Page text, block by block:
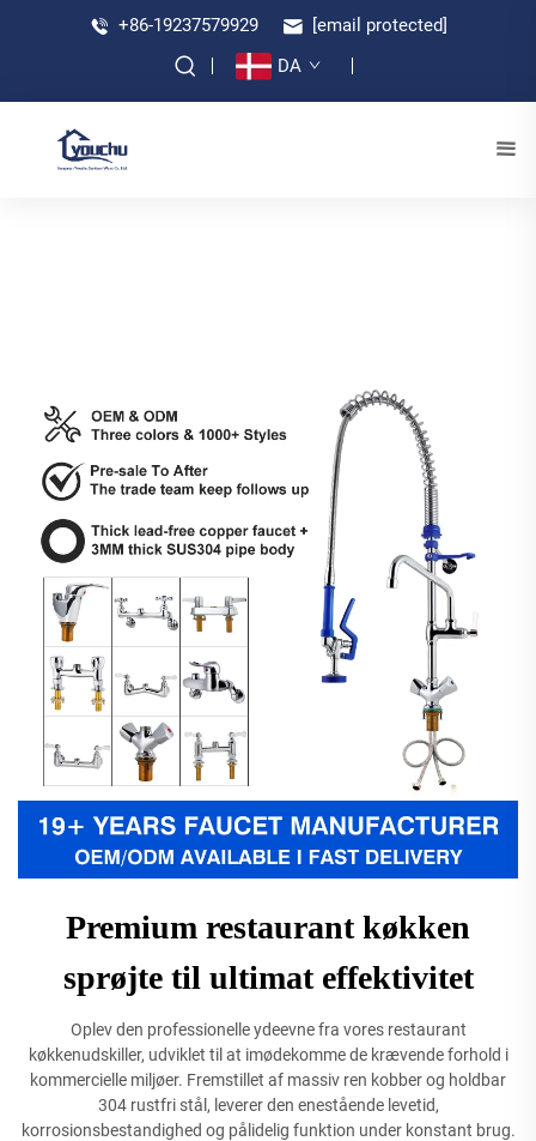
+86-19237579929
[email protected]
DA
Premium restaurant køkken
sprøjte til ultimat effektivitet
Oplev den professionelle ydeevne fra vores restaurant
køkkenudskiller, udviklet til at imødekomme de krævende forhold i
kommercielle miljøer. Fremstillet af massiv ren kobber og holdbar
304 rustfri stål, leverer den enestående levetid,
korrosionsbestandighed og pålidelig funktion under konstant brug.